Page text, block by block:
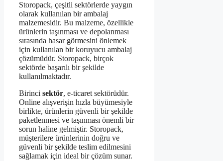
Storopack, çeşitli sektörlerde yaygın
olarak kullanılan bir ambalaj
malzemesidir. Bu malzeme, özellikle
ürünlerin taşınması ve depolanması
sırasında hasar görmesini önlemek
için kullanılan bir koruyucu ambalaj
çözümüdür. Storopack, birçok
sektörde başarılı bir şekilde
kullanılmaktadır.
Birinci sektör, e-ticaret sektörüdür.
Online alışverişin hızla büyümesiyle
birlikte, ürünlerin güvenli bir şekilde
paketlenmesi ve taşınması önemli bir
sorun haline gelmiştir. Storopack,
müşterilere ürünlerinin doğru ve
güvenli bir şekilde teslim edilmesini
sağlamak için ideal bir çözüm sunar.